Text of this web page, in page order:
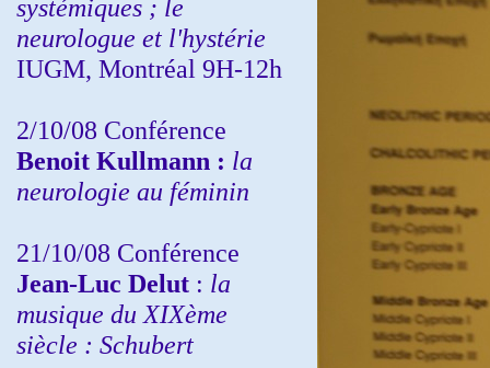
systémiques ; le
neurologue et l'hystérie
IUGM, Montréal 9H-12h
2/10/08 Conférence
Benoit Kullmann : la
neurologie au féminin
21/10/08 Conférence
Jean-Luc Delut : la
musique du XIXème
siècle : Schubert